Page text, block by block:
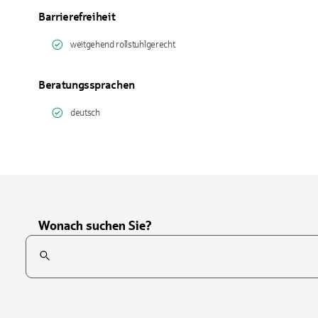
Barrierefreiheit
weitgehend rollstuhlgerecht
Beratungssprachen
deutsch
Wonach suchen Sie?
Suchfeld